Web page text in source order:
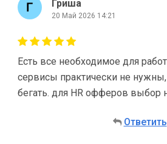
Гриша
20 Май 2026 14:21
Есть все необходимое для
сервисы практически не
бегать. для HR офферов выбор
Ответить